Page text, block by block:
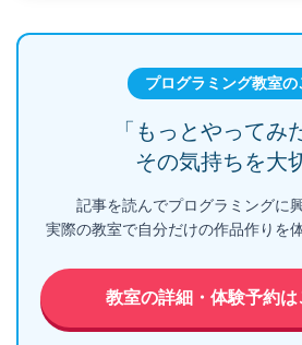
プログラミング教室の
「もっとやってみ
その気持ちを大
記事を読んでプログラミングに
実際の教室で自分だけの作品作りを
教室の詳細・体験予約は